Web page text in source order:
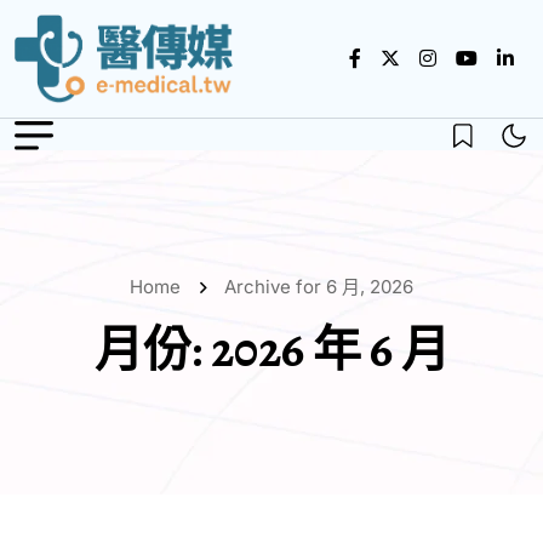
Home Archive for 6 月, 2026
月份:2026 年 6 月